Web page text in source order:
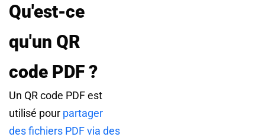
Qu'est-ce
qu'un QR
code PDF ?
Un QR code PDF est
utilisé pour partager
des fichiers PDF via des